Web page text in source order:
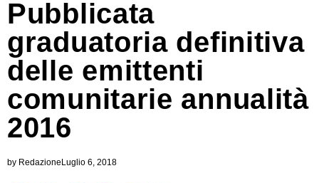
Pubblicata
graduatoria definitiva
delle emittenti
comunitarie annualità
2016
by RedazioneLuglio 6, 2018